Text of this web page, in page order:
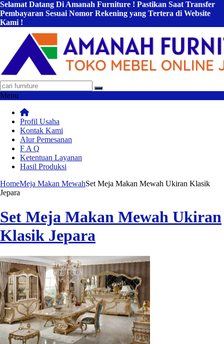
Selamat Datang Di Amanah Furniture ! Pastikan Saat Transfer
Pembayaran Sesuai Nomor Rekening yang Tertera di Website
Kami !
Menu
Profil Usaha
Kontak Kami
Alur Pemesanan
F A Q
Ketentuan Layanan
Hasil Produksi
HomeMeja Makan MewahSet Meja Makan Mewah Ukiran Klasik
Jepara
Set Meja Makan Mewah Ukiran
Klasik Jepara